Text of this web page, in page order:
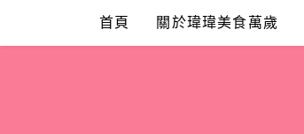
content
首頁 關於瑋瑋美食萬歲